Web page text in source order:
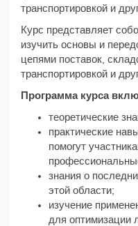
транспортировкой и
Курс представляет
изучить основы и
цепями поставок,
транспортировкой и
Программа курса
теоретические
практические
помогут
знания о
этой области;
изучение
для оптимизации